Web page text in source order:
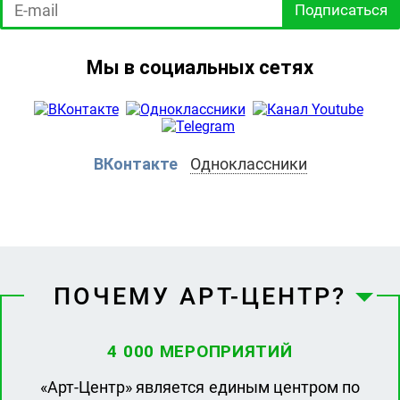
Подписаться
Мы в социальных сетях
ВКонтакте Одноклассники
ПОЧЕМУ АРТ-ЦЕНТР?
4 000 МЕРОПРИЯТИЙ
«Арт-Центр» является единым центром по